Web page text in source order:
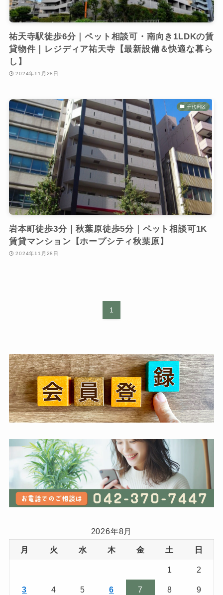
祐天寺駅徒歩6分｜ペット相談可・南向き1LDKの賃
貸物件｜レジディア祐天寺【最新設備＆快適な暮ら
し】
2024年11月28日
千代田区
岩本町徒歩3分｜秋葉原徒歩5分｜ペット相談可1K
賃貸マンション【ホープシティ秋葉原】
2024年11月28日
1
2026年8月
月 火 水 木 金 土 日
1 2
3 4 5 6 7 8 9